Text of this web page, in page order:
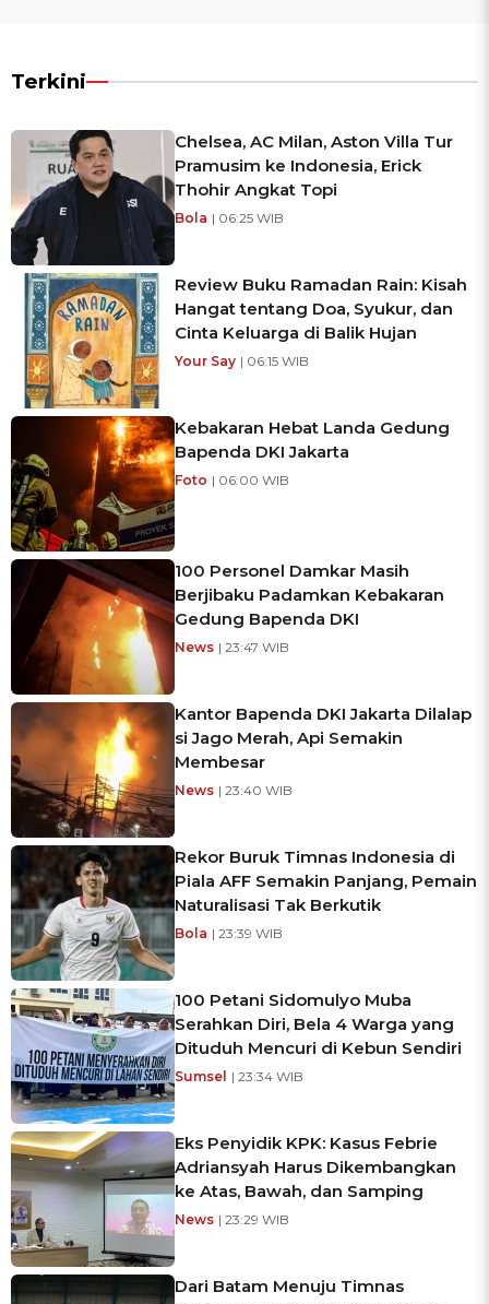
Terkini
Chelsea, AC Milan, Aston Villa Tur
Pramusim ke Indonesia, Erick
Thohir Angkat Topi
Bola | 06:25 WIB
Review Buku Ramadan Rain: Kisah
Hangat tentang Doa, Syukur, dan
Cinta Keluarga di Balik Hujan
Your Say | 06:15 WIB
Kebakaran Hebat Landa Gedung
Bapenda DKI Jakarta
Foto | 06:00 WIB
100 Personel Damkar Masih
Berjibaku Padamkan Kebakaran
Gedung Bapenda DKI
News | 23:47 WIB
Kantor Bapenda DKI Jakarta Dilalap
si Jago Merah, Api Semakin
Membesar
News | 23:40 WIB
Rekor Buruk Timnas Indonesia di
Piala AFF Semakin Panjang, Pemain
Naturalisasi Tak Berkutik
Bola | 23:39 WIB
100 Petani Sidomulyo Muba
Serahkan Diri, Bela 4 Warga yang
Dituduh Mencuri di Kebun Sendiri
Sumsel | 23:34 WIB
Eks Penyidik KPK: Kasus Febrie
Adriansyah Harus Dikembangkan
ke Atas, Bawah, dan Samping
News | 23:29 WIB
Dari Batam Menuju Timnas